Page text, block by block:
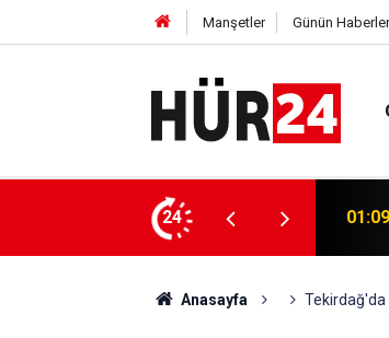
Manşetler Günün
24
yağışlar nedeniyle 150'den fazla kişi
00:49
Anasayfa Tekirdağ'da